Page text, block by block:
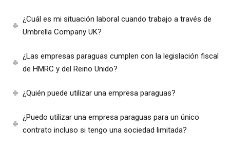
¿Cuál es mi situación laboral cuando trabajo a través de
Umbrella Company UK?
¿Las empresas paraguas cumplen con la legislación fiscal
de HMRC y del Reino Unido?
¿Quién puede utilizar una empresa paraguas?
¿Puedo utilizar una empresa paraguas para un único
contrato incluso si tengo una sociedad limitada?